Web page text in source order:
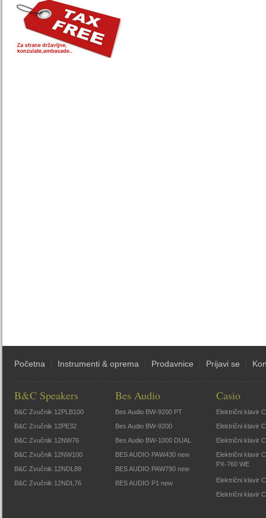
Početna Instrumenti & oprema Prodavnice Prijavi se
B&C Speakers
B&C Zvučnik 12PLB100
B&C Zvučnik 12PE32
B&C Zvučnik 12NW76
B&C Zvučnik 12NW100
B&C Zvučnik 12NDL88
B&C Zvučnik 12NDL76
Bes Audio
Bes Audio BW-9200 PT
Bes Audio BW-9200
Bes Audio BW-1000 DUAL
BES AUDIO PAW430 new
BES AUDIO PAW790 new
BES AUDIO P1 new
Casio
Električni klavir
Električni klavir
Električni klavir
Električni klavir
PX-760 WE
Električni klavir
Električni klavir